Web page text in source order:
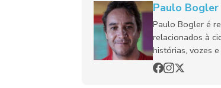
Paulo Bogler
Paulo Bogler é
relacionados à
histórias, vozes